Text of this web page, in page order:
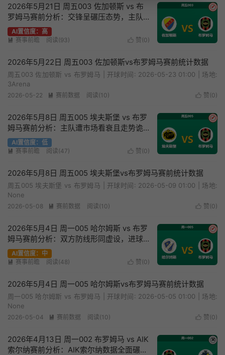
✔
2026年5月21日 周五003 佐加顿斯 vs 布
罗姆马赛前分析：交锋呈碾压态势，主队
深盘让步是否值得信赖？
AI置信度：高
 赞(0)
 赛事前瞻 阅读(93)
2026年5月22日 周五003 佐加顿斯vs布罗姆马赛前统计数据
周五003 佐加顿斯 vs 布罗姆马 | 开球时间: 2026-05-23 01:00 | 场地:
3Arena
 赞(0)
2026-05-22  赛前数据 阅读(10)
✔
2026年5月8日 周五005 埃夫斯堡 vs 布罗
姆马赛前分析：主队遭市场看衰且走势诡
异，让步是否托大？
AI置信度：低
 赞(0)
 赛事前瞻 阅读(47)
2026年5月8日 周五005 埃夫斯堡vs布罗姆马赛前统计数据
周五005 埃夫斯堡 vs 布罗姆马 | 开球时间: 2026-05-09 01:00 | 场地:
None
 赞(0)
2026-05-08  赛前数据 阅读(10)
✔
2026年5月4日 周一005 哈尔姆斯 vs 布罗
姆马赛前分析：双方防线形同虚设，进球
大战是否一触即发？
AI置信度：中
 赞(0)
 赛事前瞻 阅读(48)
2026年5月4日 周一005 哈尔姆斯vs布罗姆马赛前统计数据
周一005 哈尔姆斯 vs 布罗姆马 | 开球时间: 2026-05-05 01:00 | 场地:
None
 赞(0)
2026-05-04  赛前数据 阅读(10)
✖
2026年4月13日 周一002 布罗姆马 vs AIK
索尔纳赛前分析：AIK索尔纳数据全面碾